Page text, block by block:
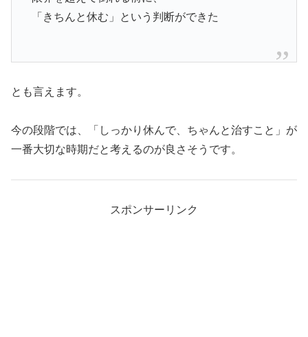
「きちんと休む」という判断ができた
とも言えます。
今の段階では、「しっかり休んで、ちゃんと治すこと」が
一番大切な時期だと考えるのが良さそうです。
スポンサーリンク